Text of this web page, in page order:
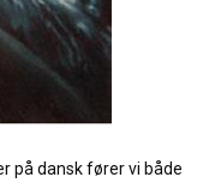
på dansk fører vi både